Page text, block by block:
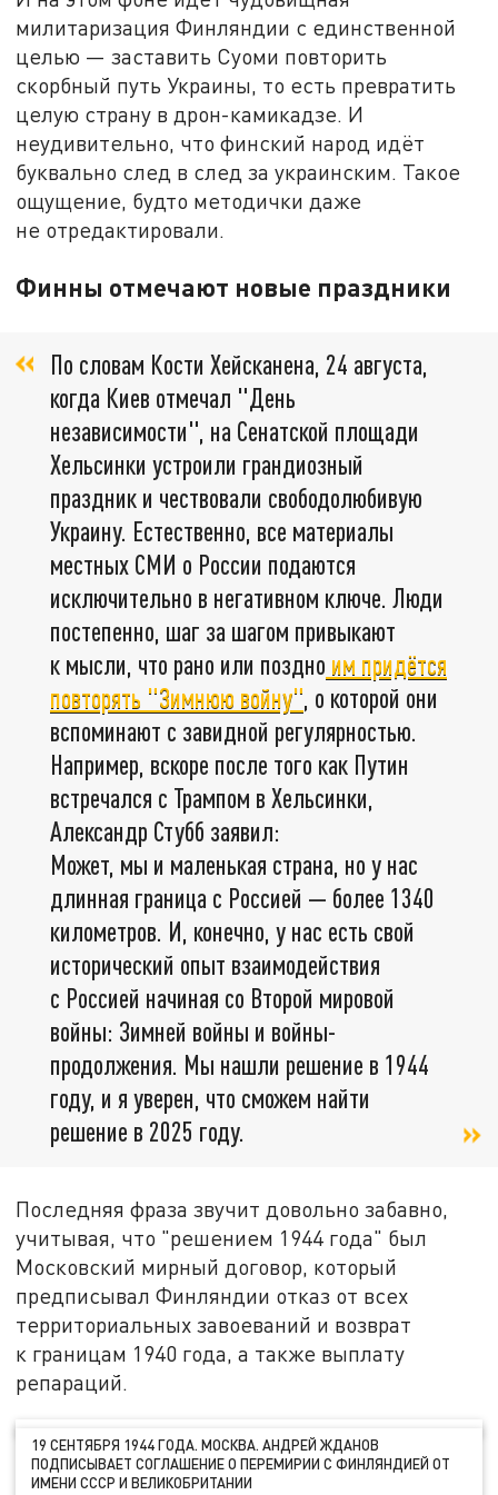
милитаризация Финляндии с единственной
целью — заставить Суоми повторить
скорбный путь Украины, то есть превратить
целую страну в дрон-камикадзе. И
неудивительно, что финский народ идёт
буквально след в след за украинским. Такое
ощущение, будто методички даже
не отредактировали.
Финны отмечают новые праздники
По словам Кости Хейсканена, 24 августа,
когда Киев отмечал "День
независимости", на Сенатской площади
Хельсинки устроили грандиозный
праздник и чествовали свободолюбивую
Украину. Естественно, все материалы
местных СМИ о России подаются
исключительно в негативном ключе. Люди
постепенно, шаг за шагом привыкают
к мысли, что рано или поздно им придётся
повторять "Зимнюю войну", о которой они
вспоминают с завидной регулярностью.
Например, вскоре после того как Путин
встречался с Трампом в Хельсинки,
Александр Стубб заявил:
Может, мы и маленькая страна, но у нас
длинная граница с Россией — более 1340
километров. И, конечно, у нас есть свой
исторический опыт взаимодействия
с Россией начиная со Второй мировой
войны: Зимней войны и войны-
продолжения. Мы нашли решение в 1944
году, и я уверен, что сможем найти
решение в 2025 году.
Последняя фраза звучит довольно забавно,
учитывая, что "решением 1944 года" был
Московский мирный договор, который
предписывал Финляндии отказ от всех
территориальных завоеваний и возврат
к границам 1940 года, а также выплату
репараций.
19 СЕНТЯБРЯ 1944 ГОДА. МОСКВА. АНДРЕЙ ЖДАНОВ
ПОДПИСЫВАЕТ СОГЛАШЕНИЕ О ПЕРЕМИРИИ С ФИНЛЯНДИЕЙ ОТ
ИМЕНИ СССР И ВЕЛИКОБРИТАНИИ